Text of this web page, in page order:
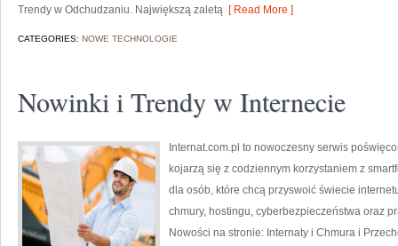
Trendy w Odchudzaniu. Największą zaletą [ Read More ]
CATEGORIES: NOWE TECHNOLOGIE
Nowinki i Trendy w Internecie
Internat.com.pl to nowoczesny serwis
kojarzą się z codziennym korzystaniem z
dla osób, które chcą przyswoić świecie
chmury, hostingu, cyberbezpieczeństwa oraz
Nowości na stronie: Internaty i Chmura i